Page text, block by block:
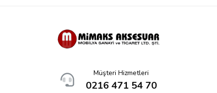
Müşteri Hizmetleri
0216 471 54 70